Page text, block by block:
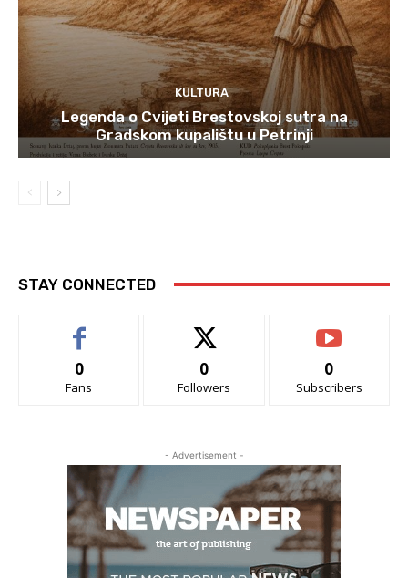
KULTURA
Legenda o Cvijeti Brestovskoj sutra na
Gradskom kupalištu u Petrinji
STAY CONNECTED
0
Fans
0
Followers
0
Subscribers
- Advertisement -